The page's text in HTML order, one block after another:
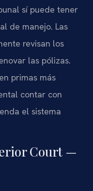
sí puede tener
de manejo. Las
revisan los
las pólizas.
primas más
contar con
el sistema
Court —